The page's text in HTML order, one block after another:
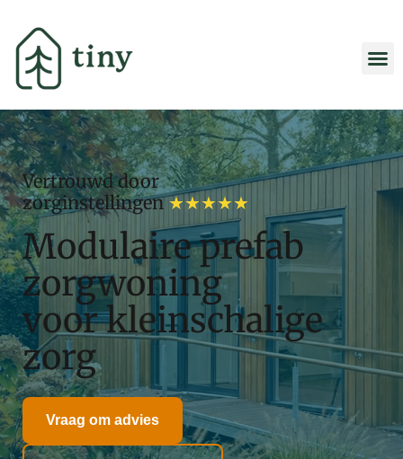
Vertrouwd door
zorginstellingen★★★★★
Modulaire prefab
zorgwoning
voor kleinschalige
zorg
Vraag om advies